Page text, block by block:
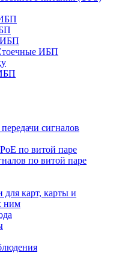
ИБП
ИБП
сигналов
по витой паре
по витой паре
для карт, карты и
ним